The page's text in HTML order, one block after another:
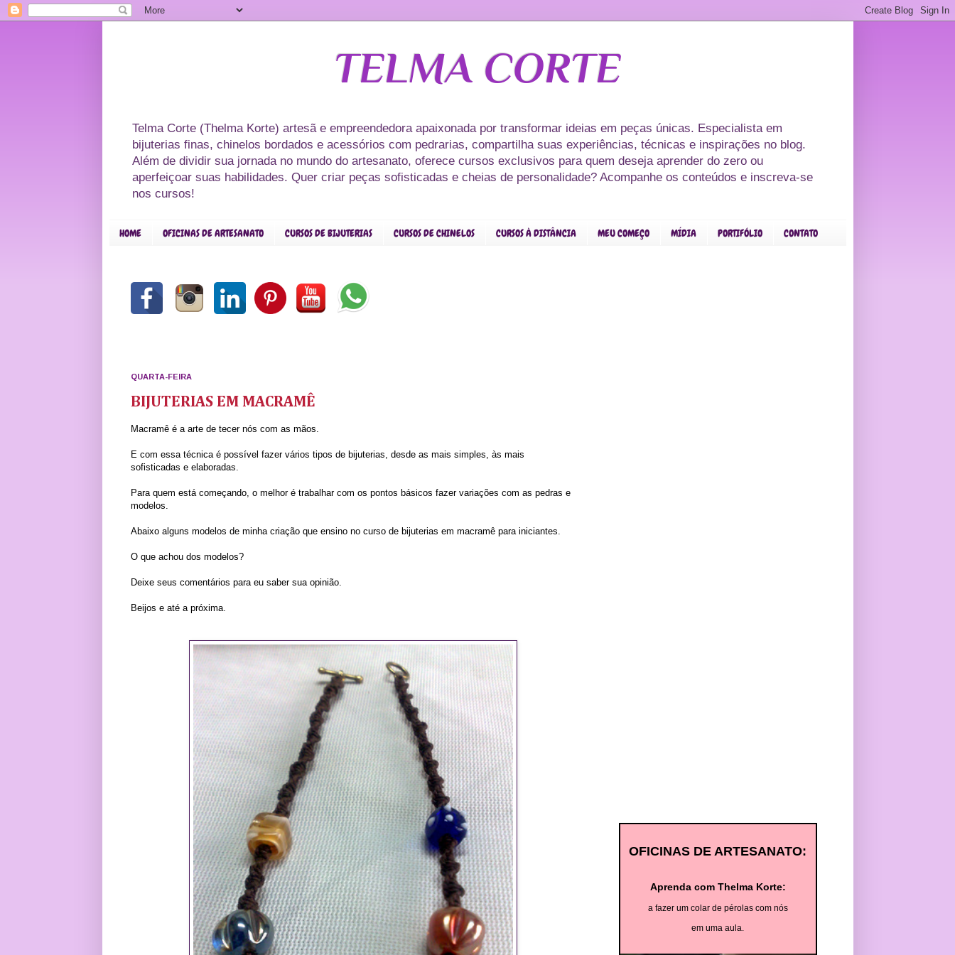
TELMA CORTE
Telma Corte (Thelma Korte) artesã e empreendedora apaixonada por transformar ideias em peças únicas. Especialista em
bijuterias finas, chinelos bordados e acessórios com pedrarias, compartilha suas experiências, técnicas e inspirações no blog.
Além de dividir sua jornada no mundo do artesanato, oferece cursos exclusivos para quem deseja aprender do zero ou
aperfeiçoar suas habilidades. Quer criar peças sofisticadas e cheias de personalidade? Acompanhe os conteúdos e inscreva-se
nos cursos!
HOME OFICINAS DE ARTESANATO CURSOS DE BIJUTERIAS CURSOS DE CHINELOS CURSOS À DISTÂNCIA MEU COMEÇO MÍDIA PORTIFÓLIO CONTATO
QUARTA-FEIRA
BIJUTERIAS EM MACRAMÊ
Macramê é a arte de tecer nós com as mãos.
E com essa técnica é possível fazer vários tipos de bijuterias, desde as mais simples, às mais
sofisticadas e elaboradas.
Para quem está começando, o melhor é trabalhar com os pontos básicos fazer variações com as pedras e
modelos.
Abaixo alguns modelos de minha criação que ensino no curso de bijuterias em macramê para iniciantes.
O que achou dos modelos?
Deixe seus comentários para eu saber sua opinião.
Beijos e até a próxima.
OFICINAS DE ARTESANATO:
Aprenda com Thelma Korte:
a fazer um colar de pérolas com nós
em uma aula.